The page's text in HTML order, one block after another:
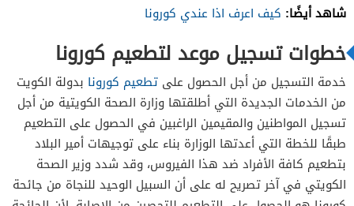
شاهد أيضًا: كيف اعرف اذا عندي كورونا
خطوات تسجيل موعد لتطعيم كورونا
خدمة التسجيل من أجل الحصول على تطعيم كورونا بدولة الكويت
من الخدمات الجديدة التي أطلقتها وزارة الصحة الكويتية من أجل
تسجيل المواطنين والمقيمين الراغبين في الحصول على التطعيم
طبقًا للخطة التي أعدتها الوزارة بناء على توجيهات أمير البلاد
بتطعيم كافة الأفراد ضد هذا الفيروس، وقد شدد وزير الصحة
الكويتي في آخر تصريح له على أن السبيل الوحيد للنجاة من جائحة